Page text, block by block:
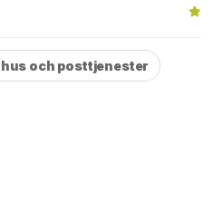
och posttjenester